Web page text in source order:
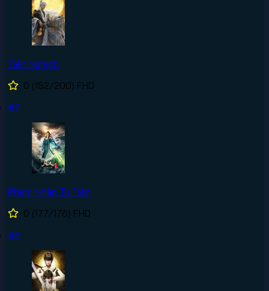
Tiên Nghịch
0 (152/200) FHD
#7
Phàm Nhân Tu Tiên
0 (177/176) FHD
#8